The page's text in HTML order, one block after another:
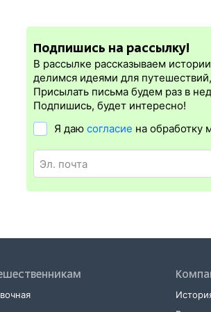
электронная регистрация.
Электронная регистрацияпроизводится
которая упрощает жизнь пассажиру.
бланке.Электронная регистрация
дорог СНГ. Для посадки в поезд
билете. А в случае отсутствия
Подпишись на рассылку!
В рассылке рассказываем
делимся идеями для
Присылать письма будем раз в
Подпишись, будет интересно!
Я даю согласие на обработку